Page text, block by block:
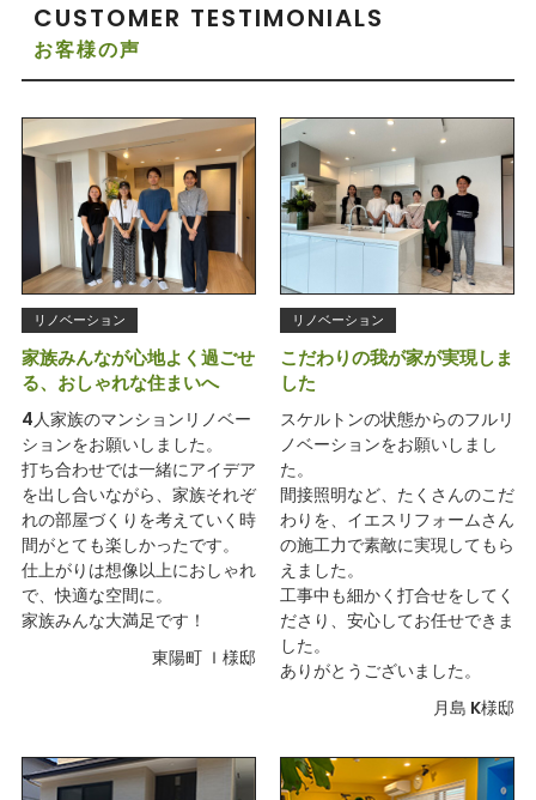
CUSTOMER TESTIMONIALS
お客様の声
リノベーション
家族みんなが心地よく過ごせ
る、おしゃれな住まいへ
4人家族のマンションリノベー
ションをお願いしました。
打ち合わせでは一緒にアイデア
を出し合いながら、家族それぞ
れの部屋づくりを考えていく時
間がとても楽しかったです。
仕上がりは想像以上におしゃれ
で、快適な空間に。
家族みんな大満足です！
東陽町 Ｉ様邸
リノベーション
こだわりの我が家が実現しま
した
スケルトンの状態からのフルリ
ノベーションをお願いしまし
た。
間接照明など、たくさんのこだ
わりを、イエスリフォームさん
の施工力で素敵に実現してもら
えました。
工事中も細かく打合せをしてく
ださり、安心してお任せできま
した。
ありがとうございました。
月島 K様邸